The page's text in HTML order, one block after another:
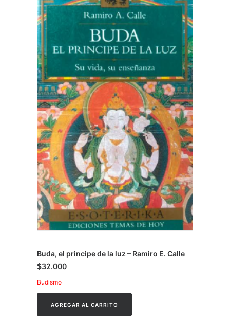
Buda, el principe de la luz – Ramiro E. Calle
$32.000
Budismo
AGREGAR AL CARRITO